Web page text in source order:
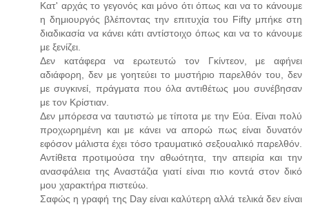
Κατ' αρχάς το γεγονός και μόνο ότι όπως και να το κάνουμε
η δημιουργός βλέποντας την επιτυχία του Fifty μπήκε στη
διαδικασία να κάνει κάτι αντίστοιχο όπως και να το κάνουμε
με ξενίζει.
Δεν κατάφερα να ερωτευτώ τον Γκίντεον, με αφήνει
αδιάφορη, δεν με γοητεύει το μυστήριο παρελθόν του, δεν
με συγκινεί, πράγματα που όλα αντιθέτως μου συνέβησαν
με τον Κρίστιαν.
Δεν μπόρεσα να ταυτιστώ με τίποτα με την Εύα. Είναι πολύ
προχωρημένη και με κάνει να απορώ πως είναι δυνατόν
εφόσον μάλιστα έχει τόσο τραυματικό σεξουαλικό παρελθόν.
Αντίθετα προτιμούσα την αθωότητα, την απειρία και την
ανασφάλεια της Αναστάζια γιατί είναι πιο κοντά στον δικό
μου χαρακτήρα πιστεύω.
Σαφώς η γραφή της Day είναι καλύτερη αλλά τελικά δεν είναι